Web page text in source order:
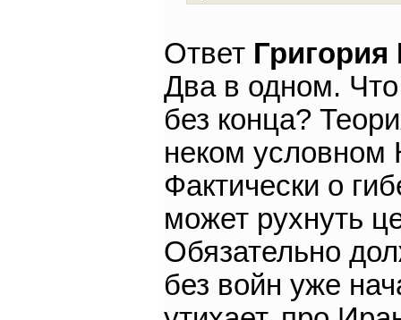
Ответ
Два в одном.
без конца?
неком условном
Фактически о
может рухнуть
Обязательно
без войн уже